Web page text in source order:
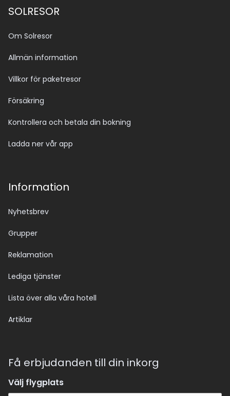
SOLRESOR
Om Solresor
Allmän information
Villkor för paketresor
Försäkring
Kontrollera och betala din bokning
Ladda ner vår app
Information
Nyhetsbrev
Grupper
Reklamation
Lediga tjänster
Lista över alla våra hotell
Artiklar
Få erbjudanden till din inkorg
Välj flygplats